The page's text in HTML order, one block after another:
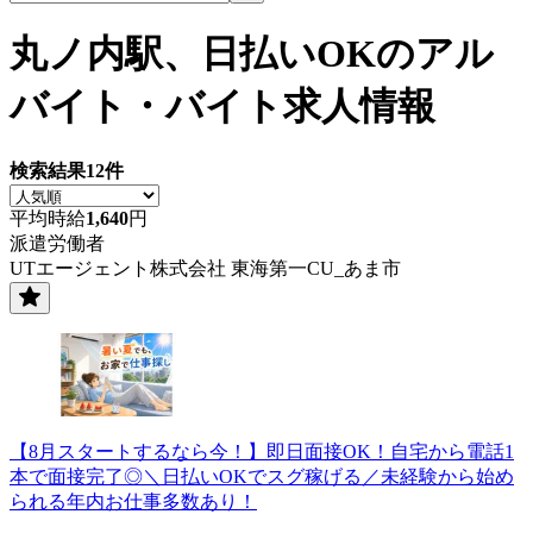
丸ノ内駅、日払いOKのアル
バイト・バイト求人情報
検索結果12件
平均時給1,640円
派遣労働者
UTエージェント株式会社 東海第一CU_あま市
【8月スタートするなら今！】即日面接OK！自宅から電話1
本で面接完了◎＼日払いOKでスグ稼げる／未経験から始め
られる年内お仕事多数あり！